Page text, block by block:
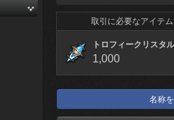
取引に必要なアイテム
トロフィークリスタル
1,000
名称